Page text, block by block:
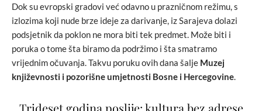
Dok su evropski gradovi već odavno u prazničnom režimu, s
izlozima koji nude brze ideje za darivanje, iz Sarajeva dolazi
podsjetnik da poklon ne mora biti tek predmet. Može biti i
poruka o tome šta biramo da podržimo i šta smatramo
vrijednim očuvanja. Takvu poruku ovih dana šalje Muzej
književnosti i pozorišne umjetnosti Bosne i Hercegovine.
Trideset godina poslije: kultura bez adrese